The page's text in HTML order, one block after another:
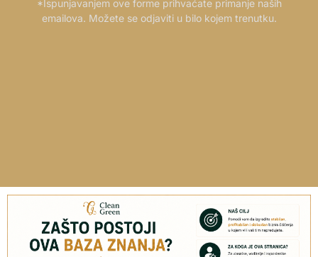
*Ispunjavanjem ove forme prihvaćate primanje naših
emailova. Možete se odjaviti u bilo kojem trenutku.